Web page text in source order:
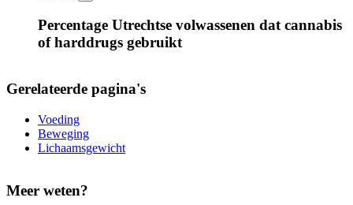
Percentage Utrechtse volwassenen dat cannabis
of harddrugs gebruikt
URL
Gerelateerde pagina's
Voeding
Beweging
Lichaamsgewicht
Meer weten?